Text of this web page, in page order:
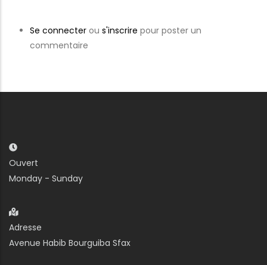
Se connecter ou s'inscrire pour poster un
commentaire
Ouvert
Monday - Sunday
Adresse
Avenue Habib Bourguiba Sfax